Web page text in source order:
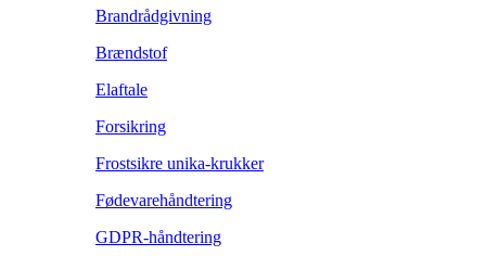
Brandrådgivning
Brændstof
Elaftale
Forsikring
Frostsikre unika-krukker
Fødevarehåndtering
GDPR-håndtering